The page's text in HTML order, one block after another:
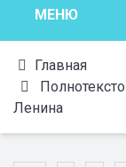
МЕНЮ
Главная
Ленина